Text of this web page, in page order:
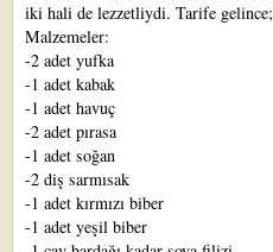
iki hali de lezzetliydi. Tarife gelince;
Malzemeler:
-2 adet yufka
-1 adet kabak
-1 adet havuç
-2 adet pırasa
-1 adet soğan
-2 diş sarmısak
-1 adet kırmızı biber
-1 adet yeşil biber